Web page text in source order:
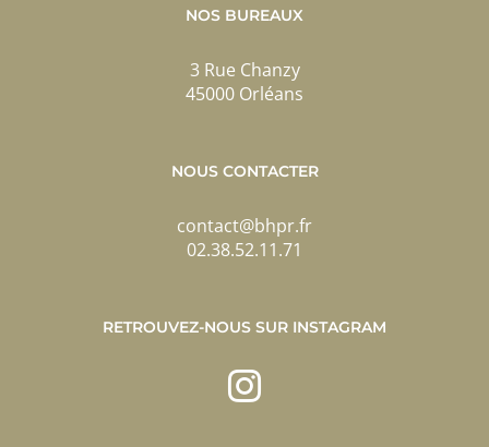
NOS BUREAUX
3 Rue Chanzy
45000 Orléans
NOUS CONTACTER
contact@bhpr.fr
02.38.52.11.71
RETROUVEZ-NOUS SUR INSTAGRAM